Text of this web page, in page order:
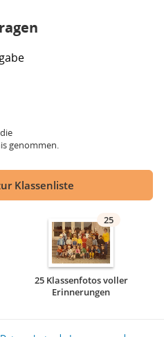
genommen.
Klassenliste
25
25 Klassenfotos voller
Erinnerungen